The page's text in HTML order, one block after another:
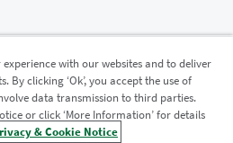
Qlik 社区
with our websites and to deliver
clicking ‘Ok’, you accept the use of
data transmission to third parties.
or click ‘More Information’ for details
& Cookie Notice